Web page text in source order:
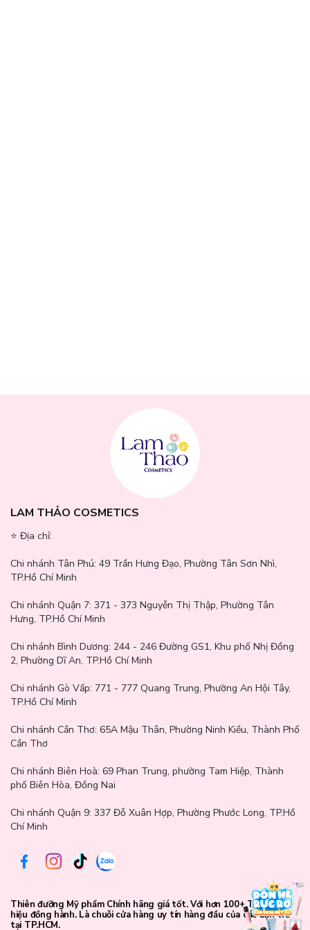
thâm mụn.
Bảng thành phần chi tiết: Water, Sodium Laureth Sulfate,
Glycerin, Coco-Glucoside, Glyceryl Oleate, Sodium
Cocamphoacetate, Zinc Gluconate, Sodium Chloride, Myristyl
PCA, Glyceryl Caprylate, Allantoin, Citric Acid, Phenoxyethanol,
Acrylates/C10-30 Alkyl Acrylate Crosspolymer, Sodium Sulfate,
Tocopherol, Sodium Hydroxide, Hydrogenated Palm Glycerides
Citrate, Parfum.
Thông số sản phẩm:
Thương hiệu: Topicrem
LAM THẢO COSMETICS
⭐️ Địa chỉ:
Chi nhánh Tân Phú: 49 Trần Hưng Đạo, Phường Tân Sơn Nhì,
TP.Hồ Chí Minh
Chi nhánh Quận 7: 371 - 373 Nguyễn Thị Thập, Phường Tân
Hưng, TP.Hồ Chí Minh
Chi nhánh Bình Dương: 244 - 246 Đường GS1, Khu phố Nhị Đồng
2, Phường Dĩ An, TP.Hồ Chí Minh
Chi nhánh Gò Vấp: 771 - 777 Quang Trung, Phường An Hội Tây,
TP.Hồ Chí Minh
Chi nhánh Cần Thơ: 65A Mậu Thân, Phường Ninh Kiều, Thành Phố
Cần Thơ
Chi nhánh Biên Hoà: 69 Phan Trung, phường Tam Hiệp, Thành
phố Biên Hòa, Đồng Nai
Chi nhánh Quận 9: 337 Đỗ Xuân Hợp, Phường Phước Long, TP.Hồ
Chí Minh
Thiên đưỡng Mỹ phẩm Chính hãng giá tốt. Với hơn 100+ Thương
hiệu đồng hành. Là chuỗi cửa hàng uy tín hàng đầu của các bạn trẻ
tại TP.HCM.